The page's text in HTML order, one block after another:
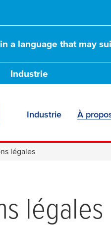
a language that may
Industrie
Industrie À
légales
légales